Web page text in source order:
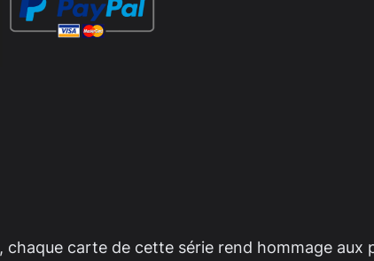
, chaque carte de cette série rend hommage aux